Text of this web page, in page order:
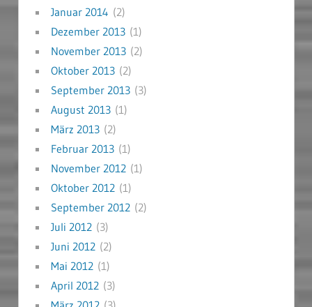
Januar 2014 (2)
Dezember 2013(1)
November 2013(2)
Oktober 2013(2)
September 2013(3)
August 2013(1)
März 2013(2)
Februar 2013(1)
November 2012(1)
Oktober 2012(1)
September 2012(2)
Juli 2012(3)
Juni 2012(2)
Mai 2012(1)
April 2012(3)